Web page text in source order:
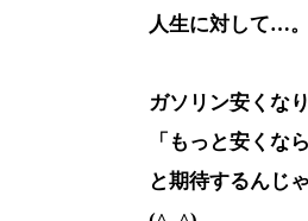
人生に対して…。
ガソリン安くな
「もっと安くな
と期待するんじ